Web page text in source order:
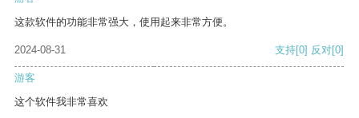
这款软件的功能非常强大，使用起来非常方便。
2024-08-31 支持[0] 反对[0]
游客
这个软件我非常喜欢